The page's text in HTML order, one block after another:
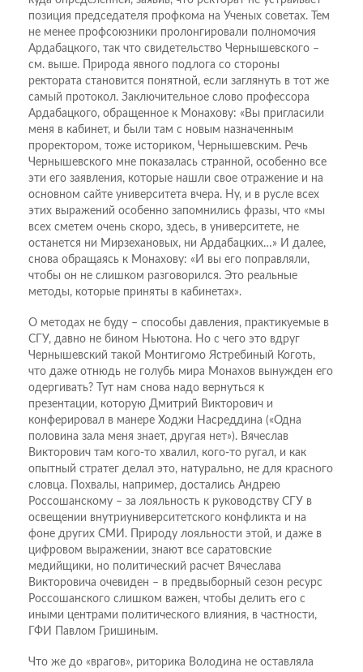
позиция председателя профкома на Ученых советах. Тем
не менее профсоюзники пролонгировали полномочия
Ардабацкого, так что свидетельство Чернышевского –
см. выше. Природа явного подлога со стороны
ректората становится понятной, если заглянуть в тот же
самый протокол. Заключительное слово профессора
Ардабацкого, обращенное к Монахову: «Вы пригласили
меня в кабинет, и были там с новым назначенным
проректором, тоже историком, Чернышевским. Речь
Чернышевского мне показалась странной, особенно все
эти его заявления, которые нашли свое отражение и на
основном сайте университета вчера. Ну, и в русле всех
этих выражений особенно запомнились фразы, что «мы
всех сметем очень скоро, здесь, в университете, не
останется ни Мирзехановых, ни Ардабацких…» И далее,
снова обращаясь к Монахову: «И вы его поправляли,
чтобы он не слишком разговорился. Это реальные
методы, которые приняты в кабинетах».
О методах не буду – способы давления, практикуемые в
СГУ, давно не бином Ньютона. Но с чего это вдруг
Чернышевский такой Монтигомо Ястребиный Коготь,
что даже отнюдь не голубь мира Монахов вынужден его
одергивать? Тут нам снова надо вернуться к
презентации, которую Дмитрий Викторович и
конферировал в манере Ходжи Насреддина («Одна
половина зала меня знает, другая нет»). Вячеслав
Викторович там кого-то хвалил, кого-то ругал, и как
опытный стратег делал это, натурально, не для красного
словца. Похвалы, например, достались Андрею
Россошанскому – за лояльность к руководству СГУ в
освещении внутриуниверситетского конфликта и на
фоне других СМИ. Природу лояльности этой, и даже в
цифровом выражении, знают все саратовские
медийщики, но политический расчет Вячеслава
Викторовича очевиден – в предвыборный сезон ресурс
Россошанского слишком важен, чтобы делить его с
иными центрами политического влияния, в частности,
ГФИ Павлом Гришиным.
Что же до «врагов», риторика Володина не оставляла